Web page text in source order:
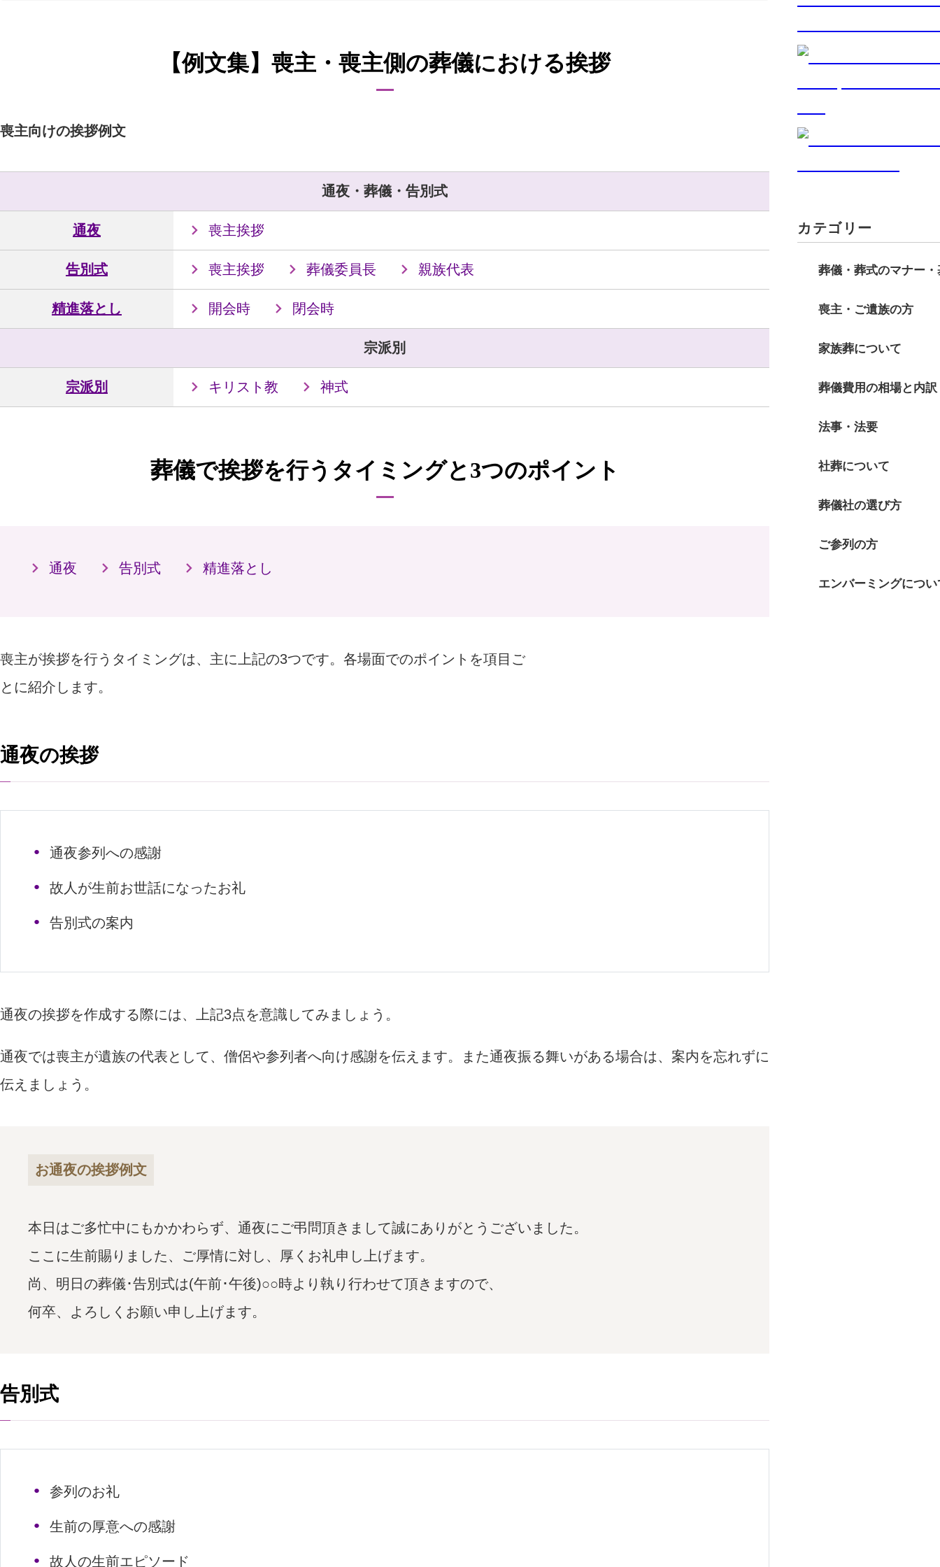
【例文集】喪主・喪主側の葬儀における挨拶
喪主向けの挨拶例文
通夜・葬儀・告別式
通夜 喪主挨拶
告別式 喪主挨拶 葬儀委員長 親族代表
精進落とし 開会時 閉会時
宗派別
宗派別 キリスト教 神式
葬儀で挨拶を行うタイミングと3つのポイント
通夜 告別式 精進落とし
喪主が挨拶を行うタイミングは、主に上記の3つです。各場面でのポイントを項目ご
とに紹介します。
通夜の挨拶
通夜参列への感謝
故人が生前お世話になったお礼
告別式の案内
通夜の挨拶を作成する際には、上記3点を意識してみましょう。
通夜では喪主が遺族の代表として、僧侶や参列者へ向け感謝を伝えます。また通夜振る舞いがある場合は、案内を忘れずに
伝えましょう。
お通夜の挨拶例文
本日はご多忙中にもかかわらず、通夜にご弔問頂きまして誠にありがとうございました。
ここに生前賜りました、ご厚情に対し、厚くお礼申し上げます。
尚、明日の葬儀･告別式は(午前･午後)○○時より執り行わせて頂きますので、
何卒、よろしくお願い申し上げます。
告別式
参列のお礼
生前の厚意への感謝
故人の生前エピソード
カテゴリー
葬儀・葬式のマナー
喪主・ご遺族の方
家族葬について
葬儀費用の相場と内訳
法事・法要
社葬について
葬儀社の選び方
ご参列の方
エンバーミングについ